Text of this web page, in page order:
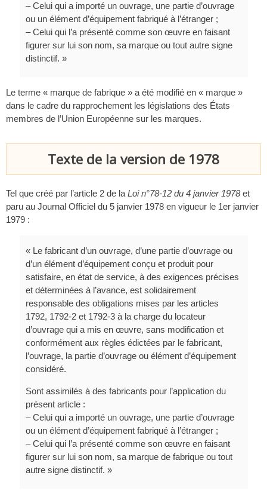
– Celui qui a importé un ouvrage, une partie d’ouvrage
ou un élément d’équipement fabriqué à l’étranger ;
– Celui qui l’a présenté comme son œuvre en faisant
figurer sur lui son nom, sa marque ou tout autre signe
distinctif. »
Le terme « marque de fabrique » a été modifié en « marque »
dans le cadre du rapprochement les législations des États
membres de l’Union Européenne sur les marques.
Texte de la version de 1978
Tel que créé par l’article 2 de la Loi n°78-12 du 4 janvier 1978et
paru au Journal Officiel du 5 janvier 1978 en vigueur le 1er janvier
1979 :
« Le fabricant d’un ouvrage, d’une partie d’ouvrage ou
d’un élément d’équipement conçu et produit pour
satisfaire, en état de service, à des exigences précises
et déterminées à l’avance, est solidairement
responsable des obligations mises par les articles
1792, 1792-2 et 1792-3 à la charge du locateur
d’ouvrage qui a mis en œuvre, sans modification et
conformément aux règles édictées par le fabricant,
l’ouvrage, la partie d’ouvrage ou élément d’équipement
considéré.
Sont assimilés à des fabricants pour l’application du
présent article :
– Celui qui a importé un ouvrage, une partie d’ouvrage
ou un élément d’équipement fabriqué à l’étranger ;
– Celui qui l’a présenté comme son œuvre en faisant
figurer sur lui son nom, sa marque de fabrique ou tout
autre signe distinctif. »